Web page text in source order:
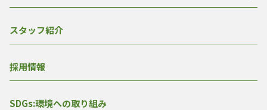
スタッフ紹介
採用情報
SDGs:環境への取り組み